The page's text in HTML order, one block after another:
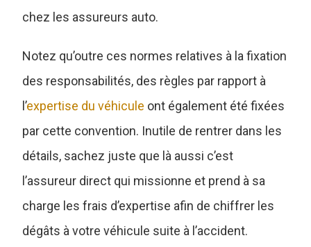
chez les assureurs auto.
Notez qu’outre ces normes relatives à la fixation
des responsabilités, des règles par rapport à
l’expertise du véhicule ont également été fixées
par cette convention. Inutile de rentrer dans les
détails, sachez juste que là aussi c’est
l’assureur direct qui missionne et prend à sa
charge les frais d’expertise afin de chiffrer les
dégâts à votre véhicule suite à l’accident.